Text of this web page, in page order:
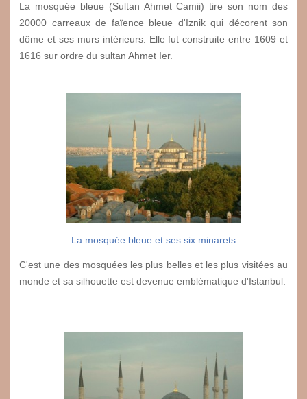
La mosquée bleue (Sultan Ahmet Camii) tire son nom des
20000 carreaux de faïence bleue d'Iznik qui décorent son
dôme et ses murs intérieurs. Elle fut construite entre 1609 et
1616 sur ordre du sultan Ahmet Ier.
La mosquée bleue et ses six minarets
C'est une des mosquées les plus belles et les plus visitées au
monde et sa silhouette est devenue emblématique d'Istanbul.